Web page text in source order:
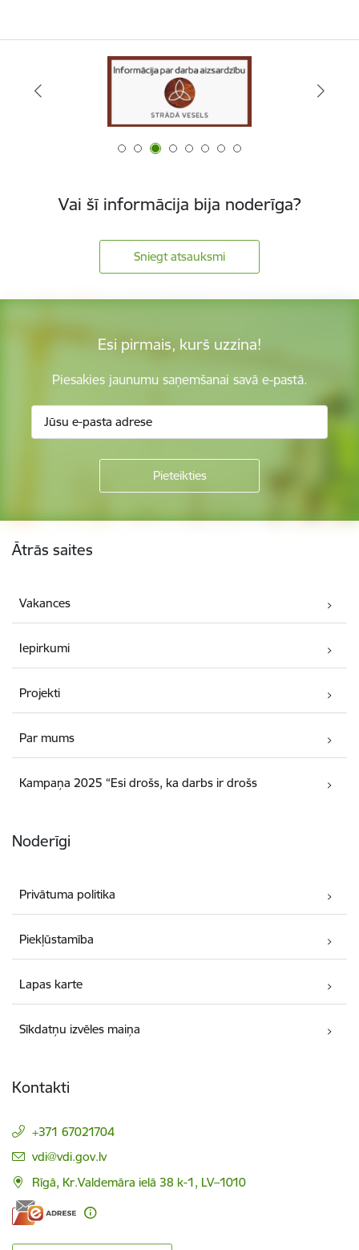
Vai šī informācija bija noderīga?
Sniegt atsauksmi
Esi pirmais, kurš uzzina!
Piesakies jaunumu saņemšanai savā e-pastā.
Kājene
Ātrās saites
Vakances
Iepirkumi
Projekti
Par mums
Kampaņa 2025 “Esi drošs, ka darbs ir drošs
Noderīgi
Privātuma politika
Piekļūstamība
Lapas karte
Sīkdatņu izvēles maiņa
Kontakti
+371 67021704
E-pasts:
vdi@vdi.gov.lv
Rīgā, Kr.Valdemāra ielā 38 k-1, LV–1010